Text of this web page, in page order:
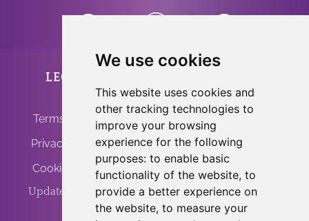
We use cookies
This website uses cookies and
other tracking technologies to
improve your browsing
experience for the following
purposes: to enable basic
functionality of the website, to
provide a better experience on
the website, to measure your
LEGAL
Terms of Use
Privacy Policy
Cookie Policy
Update Cookies